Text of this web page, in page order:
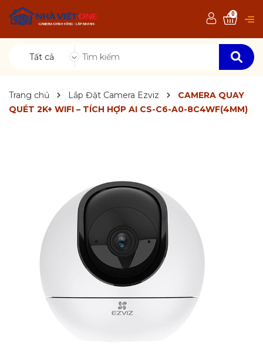
Tất cả
0
Trang chủ Lắp Đặt Camera Ezviz
CAMERA QUAY
QUÉT 2K+ WIFI – TÍCH HỢP AI CS-C6-A0-8C4WF(4MM)